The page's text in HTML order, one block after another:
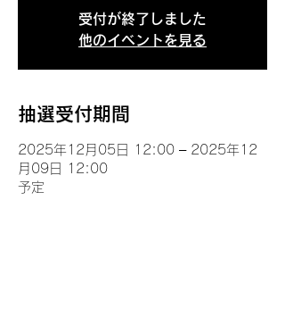
受付が終了しました
他のイベントを見る
抽選受付期間
2025年12月05日 12:00 – 2025年12
月09日 12:00
予定